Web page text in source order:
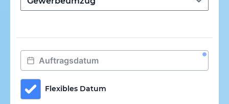
Flexibles Datum